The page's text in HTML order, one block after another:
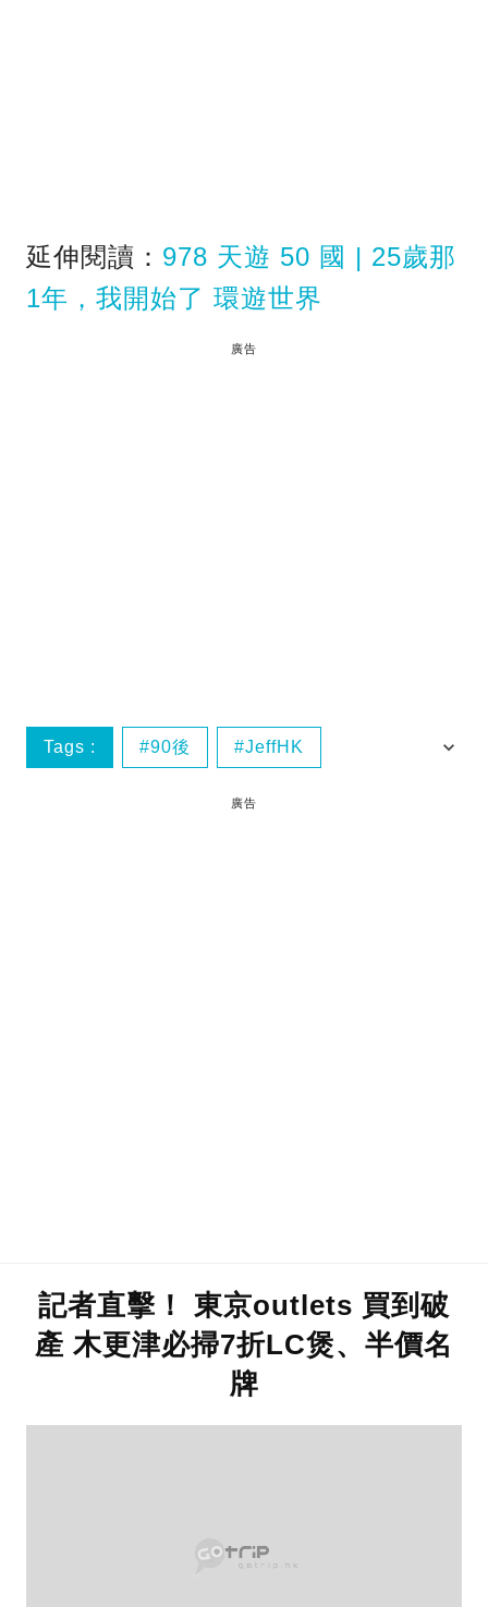
延伸閱讀： 978 天遊 50 國 | 25歲那
1年，我開始了 環遊世界
廣告
Tags : 90後 JeffHK
旅居廣告
記者直擊！ 東京outlets 買到破
產 木更津必掃7折LC煲、半價名
牌